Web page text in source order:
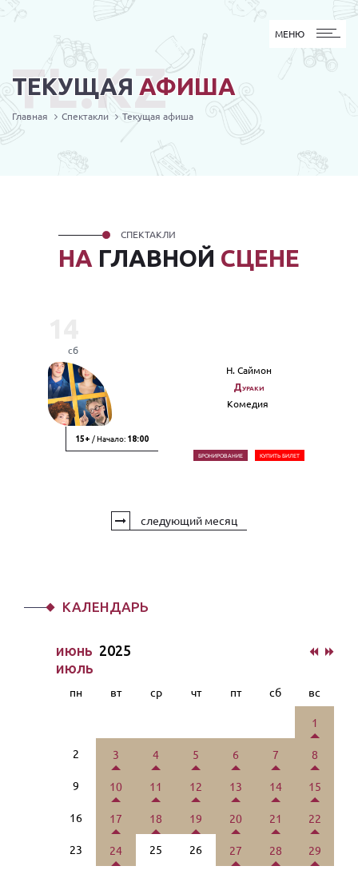
МЕНЮ
МЕНЮ
ТЕКУЩАЯ АФИША
TL.KZ
Главная Спектакли Текущая афиша
НА ГЛАВНОЙ СЦЕНЕ
СПЕКТАКЛИ
сб
15+ / Начало: 18:00
Н. Саймон
Дураки
Комедия
БРОНИРОВАНИЕ КУПИТЬ БИЛЕТ
следующий месяц
КАЛЕНДАРЬ
июнь 2025
июль
пн вт ср чт пт сб вс
1
2 3 4 5 6 7 8
9 10 11 12 13 14 15
16 17 18 19 20 21 22
23 24 25 26 27 28 29